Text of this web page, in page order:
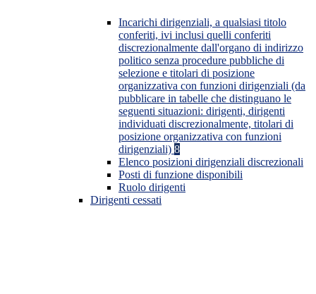
Incarichi dirigenziali, a qualsiasi titolo
conferiti, ivi inclusi quelli conferiti
discrezionalmente dall'organo di indirizzo
politico senza procedure pubbliche di
selezione e titolari di posizione
organizzativa con funzioni dirigenziali (da
pubblicare in tabelle che distinguano le
seguenti situazioni: dirigenti, dirigenti
individuati discrezionalmente, titolari di
posizione organizzativa con funzioni
dirigenziali) 8
Elenco posizioni dirigenziali discrezionali
Posti di funzione disponibili
Ruolo dirigenti
Dirigenti cessati